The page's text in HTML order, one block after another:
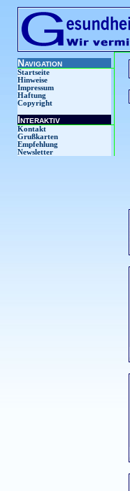
Navigation
Startseite
Hinweise
Impressum
Haftung
Copyright
Interaktiv
Kontakt
Grußkarten
Empfehlung
Newsletter